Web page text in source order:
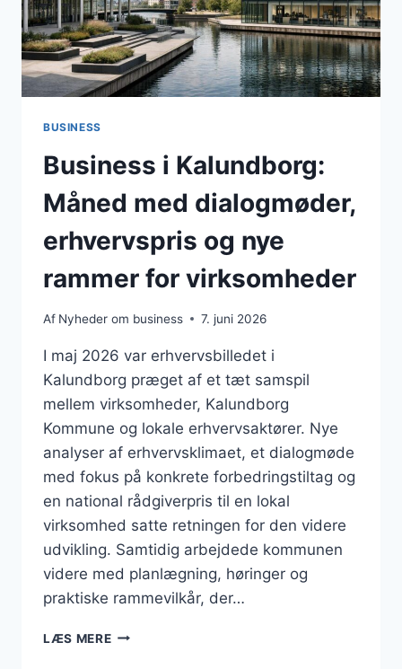
BUSINESS
Business i Kalundborg:
Måned med dialogmøder,
erhvervspris og nye
rammer for virksomheder
Af Nyheder om business 7. juni 2026
I maj 2026 var erhvervsbilledet i
Kalundborg præget af et tæt samspil
mellem virksomheder, Kalundborg
Kommune og lokale erhvervsaktører. Nye
analyser af erhvervsklimaet, et dialogmøde
med fokus på konkrete forbedringstiltag og
en national rådgiverpris til en lokal
virksomhed satte retningen for den videre
udvikling. Samtidig arbejdede kommunen
videre med planlægning, høringer og
praktiske rammevilkår, der…
LÆS MEREBUSINESS